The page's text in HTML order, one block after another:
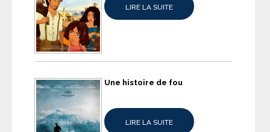
LIRE LA SUITE
Une histoire de fou
LIRE LA SUITE